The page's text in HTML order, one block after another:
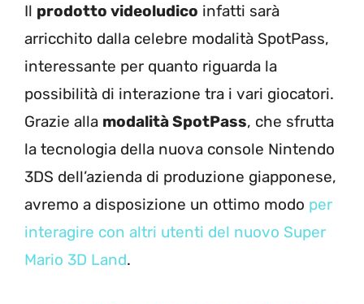
Il prodotto videoludico infatti sarà
arricchito dalla celebre modalità SpotPass,
interessante per quanto riguarda la
possibilità di interazione tra i vari giocatori.
Grazie alla modalità SpotPass, che sfrutta
la tecnologia della nuova console Nintendo
3DS dell’azienda di produzione giapponese,
avremo a disposizione un ottimo modo per
interagire con altri utenti del nuovo Super
Mario 3D Land.